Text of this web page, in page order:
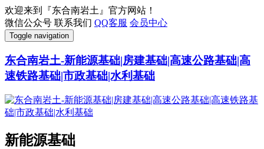
欢迎来到『东合南岩土』官方网站！
微信公众号 联系我们 QQ客服 会员中心
Toggle navigation
东合南岩土-新能源基础|房建基础|高速公路基础|高
速铁路基础|市政基础|水利基础
新能源基础